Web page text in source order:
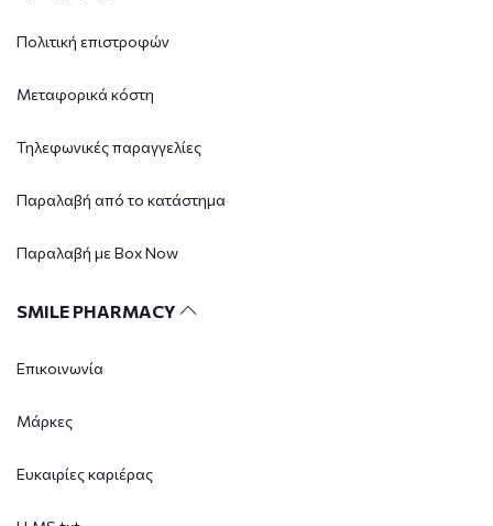
Πολιτική επιστροφών
Μεταφορικά κόστη
Τηλεφωνικές παραγγελίες
Παραλαβή από το κατάστημα
Παραλαβή με Box Now
SMILE PHARMACY
Επικοινωνία
Μάρκες
Ευκαιρίες καριέρας